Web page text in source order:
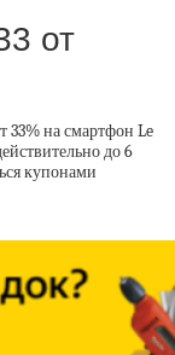
от
33% на смартфон Le
до 6
купонами